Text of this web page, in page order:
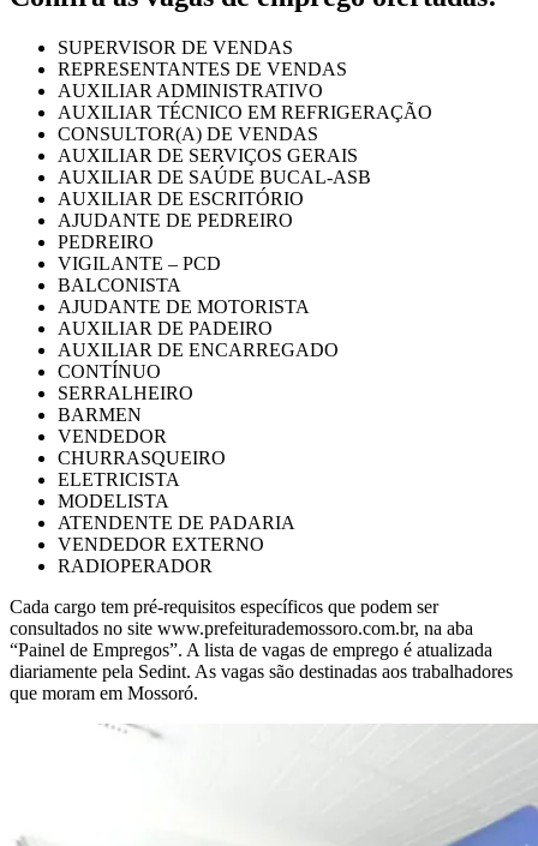
SUPERVISOR DE VENDAS
REPRESENTANTES DE VENDAS
AUXILIAR ADMINISTRATIVO
AUXILIAR TÉCNICO EM REFRIGERAÇÃO
CONSULTOR(A) DE VENDAS
AUXILIAR DE SERVIÇOS GERAIS
AUXILIAR DE SAÚDE BUCAL-ASB
AUXILIAR DE ESCRITÓRIO
AJUDANTE DE PEDREIRO
PEDREIRO
VIGILANTE – PCD
BALCONISTA
AJUDANTE DE MOTORISTA
AUXILIAR DE PADEIRO
AUXILIAR DE ENCARREGADO
CONTÍNUO
SERRALHEIRO
BARMEN
VENDEDOR
CHURRASQUEIRO
ELETRICISTA
MODELISTA
ATENDENTE DE PADARIA
VENDEDOR EXTERNO
RADIOPERADOR
Cada cargo tem pré-requisitos específicos que podem ser
consultados no site www.prefeiturademossoro.com.br, na aba
“Painel de Empregos”. A lista de vagas de emprego é atualizada
diariamente pela Sedint. As vagas são destinadas aos trabalhadores
que moram em Mossoró.